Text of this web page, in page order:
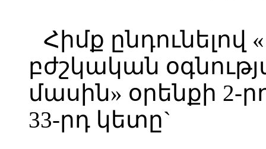
Հիմք ընդունելով
բժշկական
մասին» օրենքի 2-
33-րդ կետը`